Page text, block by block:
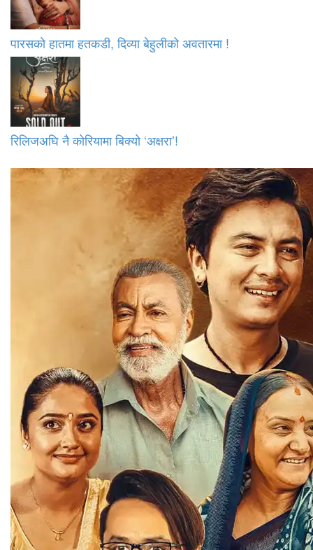
पारसको हातमा हतकडी, दिव्या बेहुलीको अवतारमा !
रिलिजअघि नै कोरियामा बिक्यो ‘अक्षरा’!